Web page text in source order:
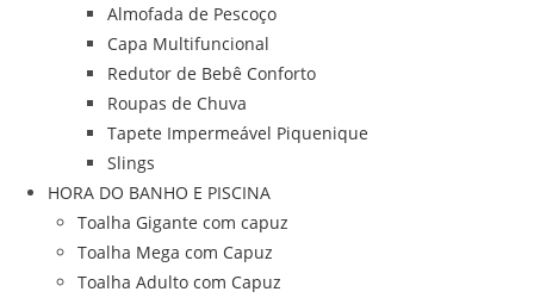
Almofada de Pescoço
Capa Multifuncional
Redutor de Bebê Conforto
Roupas de Chuva
Tapete Impermeável Piquenique
Slings
HORA DO BANHO E PISCINA
Toalha Gigante com capuz
Toalha Mega com Capuz
Toalha Adulto com Capuz